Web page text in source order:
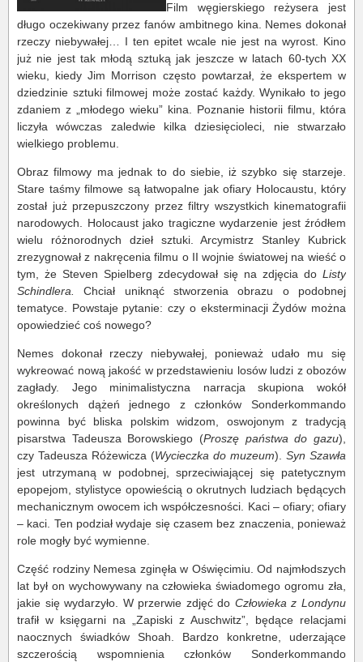
Film węgierskiego reżysera jest
długo oczekiwany przez fanów ambitnego kina. Nemes dokonał
rzeczy niebywałej… I ten epitet wcale nie jest na wyrost. Kino
już nie jest tak młodą sztuką jak jeszcze w latach 60-tych XX
wieku, kiedy Jim Morrison często powtarzał, że ekspertem w
dziedzinie sztuki filmowej może zostać każdy. Wynikało to jego
zdaniem z „młodego wieku” kina. Poznanie historii filmu, która
liczyła wówczas zaledwie kilka dziesięcioleci, nie stwarzało
wielkiego problemu.
Obraz filmowy ma jednak to do siebie, iż szybko się starzeje.
Stare taśmy filmowe są łatwopalne jak ofiary Holocaustu, który
został już przepuszczony przez filtry wszystkich kinematografii
narodowych. Holocaust jako tragiczne wydarzenie jest źródłem
wielu różnorodnych dzieł sztuki. Arcymistrz Stanley Kubrick
zrezygnował z nakręcenia filmu o II wojnie światowej na wieść o
tym, że Steven Spielberg zdecydował się na zdjęcia do Listy
Schindlera.
Chciał uniknąć stworzenia obrazu o podobnej
tematyce. Powstaje pytanie: czy o eksterminacji Żydów można
opowiedzieć coś nowego?
Nemes dokonał rzeczy niebywałej, ponieważ udało mu się
wykreować nową jakość w przedstawieniu losów ludzi z obozów
zagłady. Jego minimalistyczna narracja skupiona wokół
określonych dążeń jednego z członków Sonderkommando
powinna być bliska polskim widzom, oswojonym z tradycją
pisarstwa Tadeusza Borowskiego (Proszę państwa do gazu),
czy Tadeusza Różewicza (Wycieczka do muzeum). Syn Szawła
jest utrzymaną w podobnej, sprzeciwiającej się patetycznym
epopejom, stylistyce opowieścią o okrutnych ludziach będących
mechanicznym owocem ich współczesności. Kaci – ofiary; ofiary
– kaci. Ten podział wydaje się czasem bez znaczenia, ponieważ
role mogły być wymienne.
Część rodziny Nemesa zginęła w Oświęcimiu. Od najmłodszych
lat był on wychowywany na człowieka świadomego ogromu zła,
jakie się wydarzyło. W przerwie zdjęć do Człowieka z Londynu
trafił w księgarni na „Zapiski z Auschwitz”, będące relacjami
naocznych świadków Shoah. Bardzo konkretne, uderzające
szczerością wspomnienia członków Sonderkommando